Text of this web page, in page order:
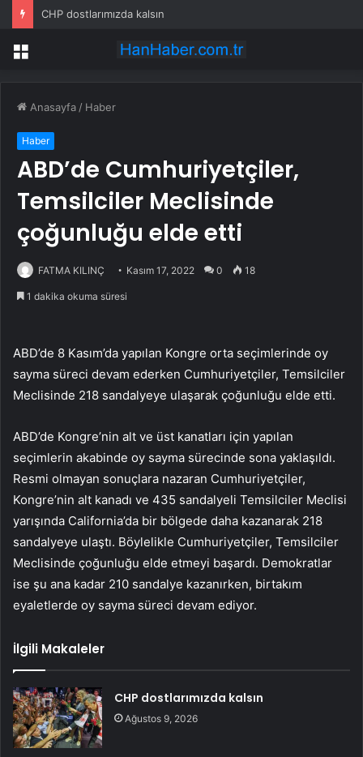
CHP dostlarımızda kalsın
Menü
Anasayfa / Haber
Haber
ABD’de Cumhuriyetçiler,
Temsilciler Meclisinde
çoğunluğu elde etti
FATMA KILINÇ Kasım 17, 2022 0 18
1 dakika okuma süresi
ABD’de 8 Kasım’da yapılan Kongre orta seçimlerinde oy
sayma süreci devam ederken Cumhuriyetçiler, Temsilciler
Meclisinde 218 sandalyeye ulaşarak çoğunluğu elde etti.
ABD’de Kongre’nin alt ve üst kanatları için yapılan
seçimlerin akabinde oy sayma sürecinde sona yaklaşıldı.
Resmi olmayan sonuçlara nazaran Cumhuriyetçiler,
Kongre’nin alt kanadı ve 435 sandalyeli Temsilciler Meclisi
yarışında California’da bir bölgede daha kazanarak 218
sandalyeye ulaştı. Böylelikle Cumhuriyetçiler, Temsilciler
Meclisinde çoğunluğu elde etmeyi başardı. Demokratlar
ise şu ana kadar 210 sandalye kazanırken, birtakım
eyaletlerde oy sayma süreci devam ediyor.
İlgili Makaleler
CHP dostlarımızda kalsın
Ağustos 9, 2026